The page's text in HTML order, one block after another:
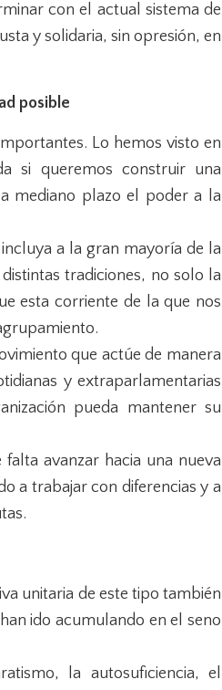
con el actual sistema de
y solidaria, sin opresión, en
posible
Lo hemos visto en
si queremos construir una
mediano plazo el poder a la
a la gran mayoría de la
tradiciones, no solo la
esta corriente de la que nos
que actúe de manera
y extraparlamentarias
pueda mantener su
avanzar hacia una nueva
a trabajar con diferencias y a
unitaria de este tipo también
ido acumulando en el seno
la autosuficiencia, el